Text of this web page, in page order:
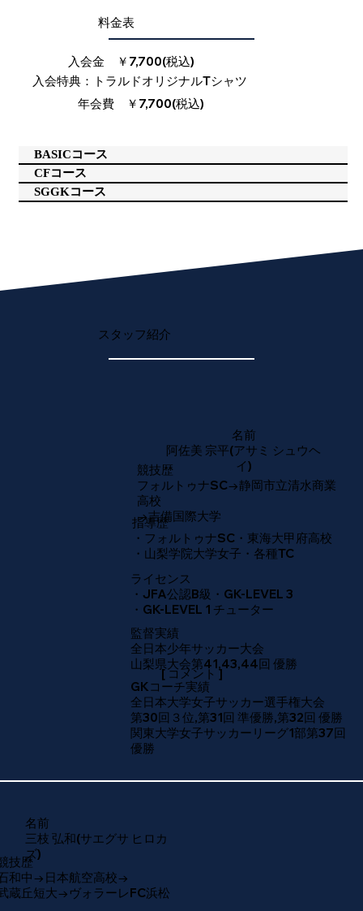
​料金表​
BASICコース
CFコース
SGGKコース
入会金 ￥7,700(税込)
​入会特典：トラルドオリジナルTシャツ
年会費 ￥7,700(税込)
​名前
三枝 弘和(サエグサ ヒロカ
ズ)
技歴
和中→日本航空高校→
蔵丘短大→ヴォラーレFC浜松
​名前
阿佐美 宗平(アサミ シュウヘ
イ)
​競技歴
フォルトゥナSC→静岡市立清水商業
高校
→吉備国際大学
​指導歴
・フォルトゥナSC・東海大甲府高校
・山梨学院大学女子・各種TC
ライセンス
・JFA公認B級・GK-LEVEL 3
・GK-LEVEL 1 チューター
​監督実績
全日本少年サッカー大会
山梨県大会第41,43,44回 優勝
GKコーチ実績
全日本大学女子サッカー選手権大会
第30回３位,第31回 準優勝,第32回 優勝
関東大学女子サッカーリーグ1部第37回
優勝
​スタッフ紹介​
[ コメント ]